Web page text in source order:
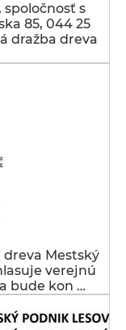
spoločnosť s
85, 044 25
dražba dreva
dreva Mestský
verejnú
bude kon …